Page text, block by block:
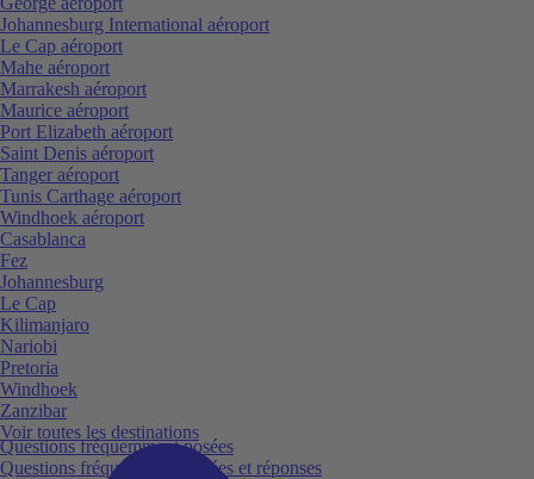
Questions fréquemment posées
Questions fréquemment posées et réponses
Johannesburg International aéroport
Le Cap aéroport
Mahe aéroport
Marrakesh aéroport
Maurice aéroport
Port Elizabeth aéroport
Saint Denis aéroport
Tanger aéroport
Tunis Carthage aéroport
Windhoek aéroport
Casablanca
Fez
Johannesburg
Le Cap
Kilimanjaro
Nariobi
Pretoria
Windhoek
Zanzibar
Voir toutes les destinations